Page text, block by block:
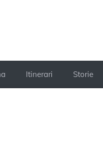
Itinerari Storie